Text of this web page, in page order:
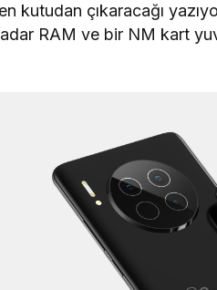
kutudan çıkaracağı
RAM ve bir NM kart